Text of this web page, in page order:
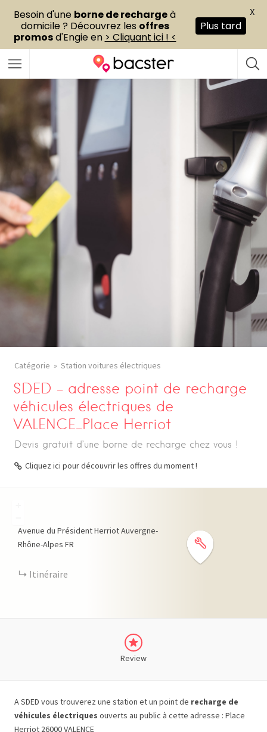
Catégorie Station voitures électriques
SDED – adresse point de recharge
véhicules électriques de
VALENCE_Place Herriot
Devis gratuit d’une borne de recharge chez vous !
Cliquez ici pour découvrir les offres du moment !
Avenue du Président HerriotAuvergne-
Rhône-Alpes FR
Itinéraire
Review
A SDED vous trouverez une station et un point de recharge de
véhicules électriques ouverts au public à cette adresse : Place
Herriot 26000 VALENCE
Besoin d'une borne de rechargeà
domicile ? Découvrez les offres
promosd'Engie en > Cliquant ici ! <
Plus tard
X